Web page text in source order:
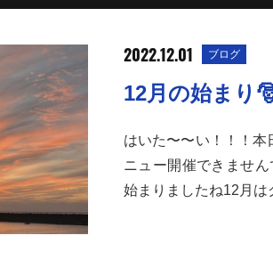
2022.12.01 ブログ
12月の始まり
はいた〜〜い！！！本
ニュー開催できませ
始まりましたね12月